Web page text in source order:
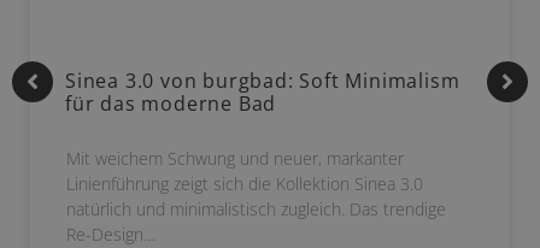
Sinea 3.0 von burgbad: Soft Minimalism
für das moderne Bad
Mit weichem Schwung und neuer, markanter
Linienführung zeigt sich die Kollektion Sinea 3.0
natürlich und minimalistisch zugleich. Das trendige
Re-Design…